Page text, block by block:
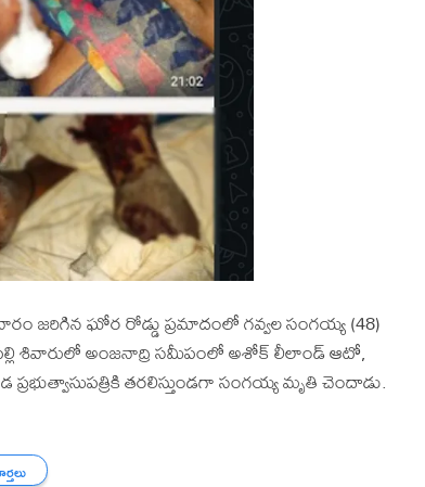
ఘోర రోడ్డు ప్రమాదంలో గవ్వల సంగయ్య (48)
శివారులో అంజనాద్రి సమీపంలో అశోక్ లీలాండ్ ఆటో,
తరలిస్తుండగా సంగయ్య మృతి చెందాడు.